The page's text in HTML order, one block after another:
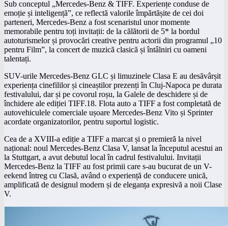
Sub conceptul „Mercedes-Benz & TIFF. Experiențe conduse de
emoție și inteligență”, ce reflectă valorile împărtășite de cei doi
parteneri, Mercedes-Benz a fost scenaristul unor momente
memorabile pentru toți invitații: de la călătorii de 5* la bordul
autoturismelor și provocări creative pentru actorii din programul „10
pentru Film”, la concert de muzică clasică și întâlniri cu oameni
talentați.
SUV-urile Mercedes-Benz GLC și limuzinele Clasa E au desăvârșit
experiența cinefililor și cineaștilor prezenți în Cluj-Napoca pe durata
festivalului, dar și pe covorul roșu, la Galele de deschidere și de
închidere ale ediției TIFF.18. Flota auto a TIFF a fost completată de
autovehiculele comerciale ușoare Mercedes-Benz Vito și Sprinter
acordate organizatorilor, pentru suportul logistic.
Cea de a XVIII-a ediție a TIFF a marcat și o premieră la nivel
național: noul Mercedes-Benz Clasa V, lansat la începutul acestui an
la Stuttgart, a avut debutul local în cadrul festivalului. Invitații
Mercedes-Benz la TIFF au fost primii care s-au bucurat de un V-
eekend întreg cu Clasă, având o experiență de conducere unică,
amplificată de designul modern și de eleganța expresivă a noii Clase
V.